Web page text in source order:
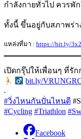
กำลังกายทั่วไป ควรพั
ทั้งนี้ ขึ้นอยู่กับสภาพร่า
แหล่งที่มา : https://bit.ly/
เปิดกรุ๊ปให้เพื่อนๆ ที่รั
bit.ly/
.
#วิ่งไหนกันปั่นไหนดี
#Cycling #Triathlon
Facebook